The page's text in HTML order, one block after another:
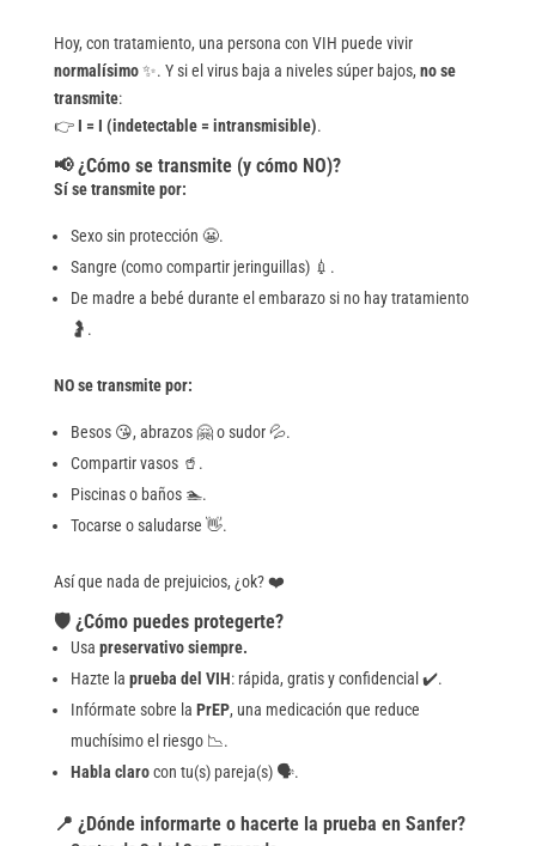
Hoy, con tratamiento, una persona con VIH puede vivir
normalísimo✨. Y si el virus baja a niveles súper bajos, no se
transmite:
👉 I = I (indetectable = intransmisible).
📢 ¿Cómo se transmite (y cómo NO)?
Sí se transmite por:
Sexo sin protección 😬.
Sangre (como compartir jeringuillas) 💉.
De madre a bebé durante el embarazo si no hay tratamiento
🤰.
NO se transmite por:
Besos 😘, abrazos 🤗 o sudor 💦.
Compartir vasos 🥤.
Piscinas o baños 🏊.
Tocarse o saludarse 👋.
Así que nada de prejuicios, ¿ok? ❤️
🛡️ ¿Cómo puedes protegerte?
Usa preservativo siempre.
Hazte la prueba del VIH: rápida, gratis y confidencial ✔️.
Infórmate sobre la PrEP, una medicación que reduce
muchísimo el riesgo 📉.
Habla clarocon tu(s) pareja(s) 🗣️.
📍 ¿Dónde informarte o hacerte la prueba en Sanfer?